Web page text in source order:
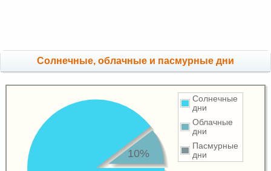
Cолнечные, облачные и пасмурные дни
Солнечные
дни
Облачные
дни
Пасмурные
дни
10%